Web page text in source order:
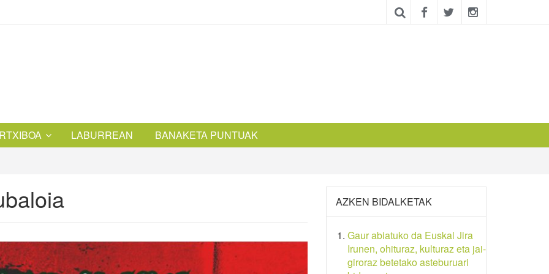
LABURREAN BANAKETA PUNTUAK
AZKEN BIDALKETAK
Gaur abiatuko da Euskal Jira
Irunen, ohituraz, kulturaz eta jai-
giroraz betetako asteburuari